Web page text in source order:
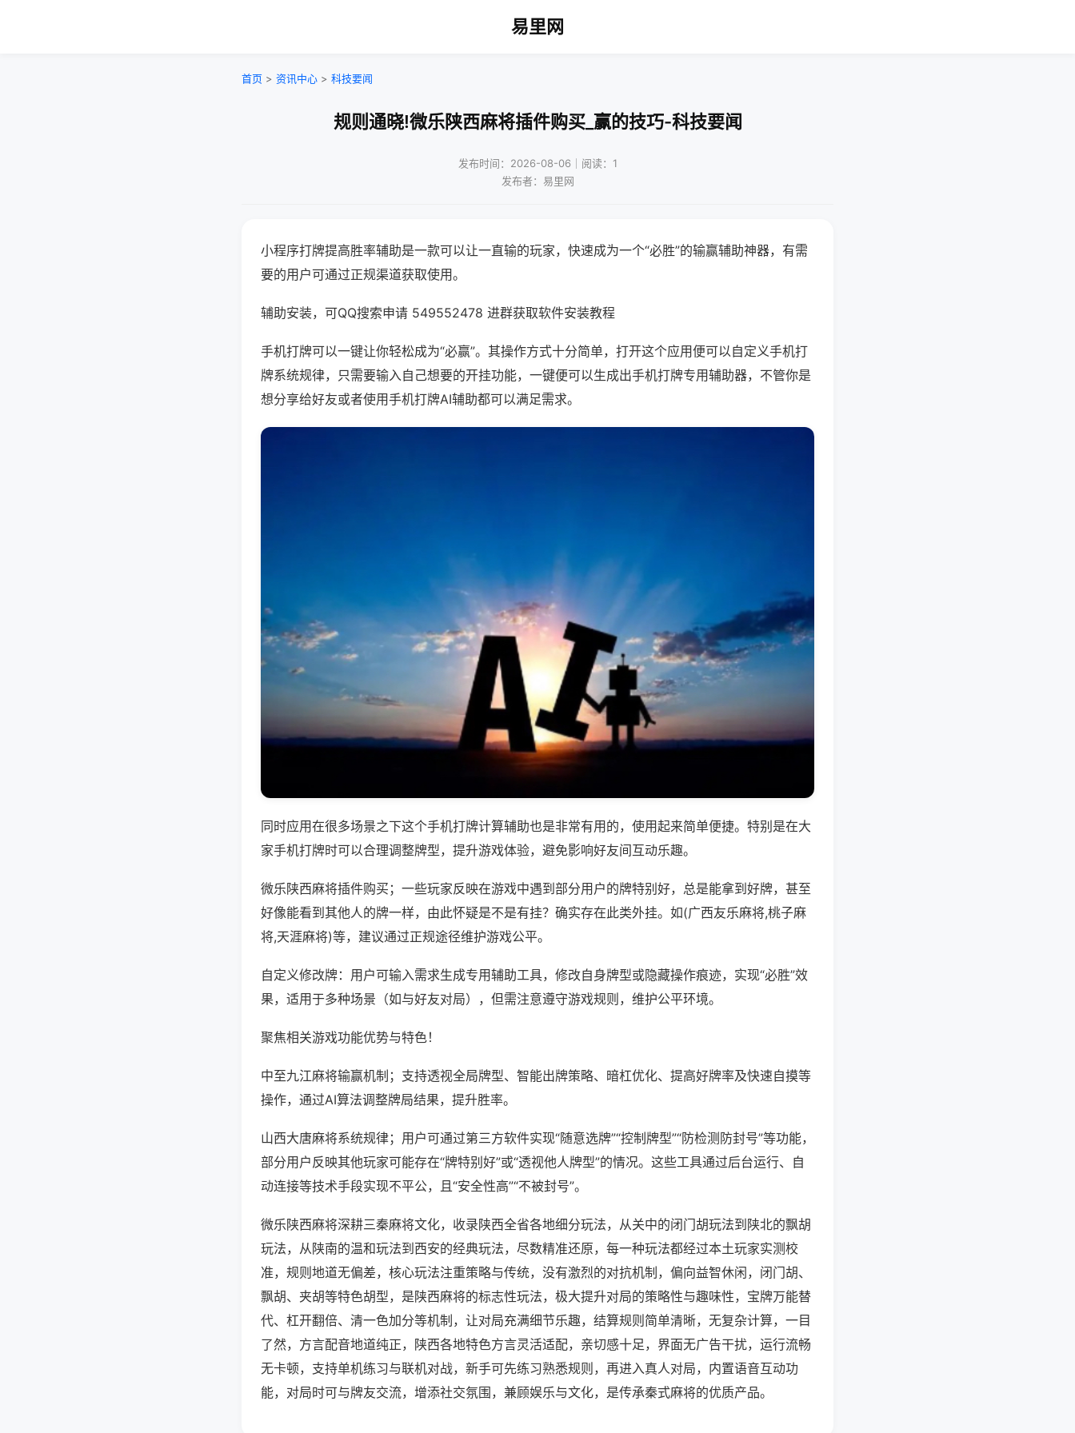
易里网
首页 > 资讯中心 > 科技要闻
规则通晓!微乐陕西麻将插件购买_赢的技巧-科技要闻
发布时间：2026-08-06｜阅读：1
发布者：易里网
小程序打牌提高胜率辅助是一款可以让一直输的玩家，快速成为一个“必胜”的输赢辅助神器，有需
要的用户可通过正规渠道获取使用。
辅助安装，可QQ搜索申请 549552478 进群获取软件安装教程
手机打牌可以一键让你轻松成为“必赢”。其操作方式十分简单，打开这个应用便可以自定义手机打
牌系统规律，只需要输入自己想要的开挂功能，一键便可以生成出手机打牌专用辅助器，不管你是
想分享给好友或者使用手机打牌AI辅助都可以满足需求。
同时应用在很多场景之下这个手机打牌计算辅助也是非常有用的，使用起来简单便捷。特别是在大
家手机打牌时可以合理调整牌型，提升游戏体验，避免影响好友间互动乐趣。
微乐陕西麻将插件购买；一些玩家反映在游戏中遇到部分用户的牌特别好，总是能拿到好牌，甚至
好像能看到其他人的牌一样，由此怀疑是不是有挂？确实存在此类外挂。如(广西友乐麻将,桃子麻
将,天涯麻将)等，建议通过正规途径维护游戏公平。
自定义修改牌：用户可输入需求生成专用辅助工具，修改自身牌型或隐藏操作痕迹，实现“必胜”效
果，适用于多种场景（如与好友对局），但需注意遵守游戏规则，维护公平环境。
聚焦相关游戏功能优势与特色！
中至九江麻将输赢机制；支持透视全局牌型、智能出牌策略、暗杠优化、提高好牌率及快速自摸等
操作，通过AI算法调整牌局结果，提升胜率。
山西大唐麻将系统规律；用户可通过第三方软件实现“随意选牌”“控制牌型”“防检测防封号”等功能，
部分用户反映其他玩家可能存在“牌特别好”或“透视他人牌型”的情况。这些工具通过后台运行、自
动连接等技术手段实现不平公，且“安全性高”“不被封号”。
微乐陕西麻将深耕三秦麻将文化，收录陕西全省各地细分玩法，从关中的闭门胡玩法到陕北的飘胡
玩法，从陕南的温和玩法到西安的经典玩法，尽数精准还原，每一种玩法都经过本土玩家实测校
准，规则地道无偏差，核心玩法注重策略与传统，没有激烈的对抗机制，偏向益智休闲，闭门胡、
飘胡、夹胡等特色胡型，是陕西麻将的标志性玩法，极大提升对局的策略性与趣味性，宝牌万能替
代、杠开翻倍、清一色加分等机制，让对局充满细节乐趣，结算规则简单清晰，无复杂计算，一目
了然，方言配音地道纯正，陕西各地特色方言灵活适配，亲切感十足，界面无广告干扰，运行流畅
无卡顿，支持单机练习与联机对战，新手可先练习熟悉规则，再进入真人对局，内置语音互动功
能，对局时可与牌友交流，增添社交氛围，兼顾娱乐与文化，是传承秦式麻将的优质产品。